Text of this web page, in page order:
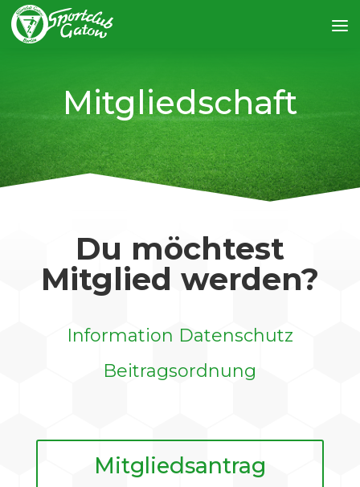
Mitgliedschaft
Du möchtest
Mitglied werden?
Information Datenschutz
Beitragsordnung
Mitgliedsantrag